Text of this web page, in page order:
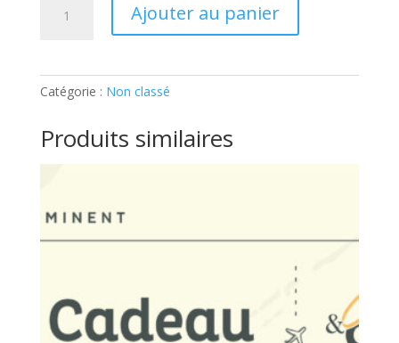
PIQUE-
NIQUE:
Ajouter au panier
Catégorie : Non classé
Produits similaires